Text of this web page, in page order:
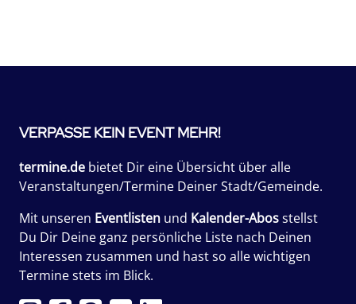
VERPASSE KEIN EVENT MEHR!
termine.de bietet Dir eine Übersicht über alle
Veranstaltungen/Termine Deiner Stadt/Gemeinde.
Mit unseren Eventlisten und Kalender-Abosstellst
Du Dir Deine ganz persönliche Liste nach Deinen
Interessen zusammen und hast so alle wichtigen
Termine stets im Blick.